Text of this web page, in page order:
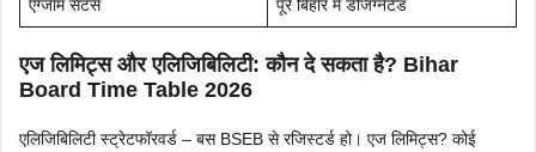
एग्जाम सेंटर्स पूरे बिहार में डेजिग्नेटेड
एज लिमिट्स और एलिजिबिलिटी: कौन दे सकता है? Bihar
Board Time Table 2026
एलिजिबिलिटी स्ट्रेटफॉरवर्ड – बस BSEB से रजिस्टर्ड हो। एज लिमिट्स? कोई